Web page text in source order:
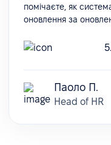
помічаєте, як
оновлення за
Паоло П.
Head of HR